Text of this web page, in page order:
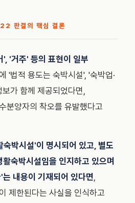
판결의 핵심 결론
'거주' 등의 표현이 일부
'법적 용도는 숙박시설', '숙박업·
가 함께 제공되었다면,
분양자의 착오를 유발했다고
박시설'이 명시되어 있고, 별도
숙박시설임을 인지하고 있으며
내용이 기재되어 있다면,
제한된다는 사실을 인식하고